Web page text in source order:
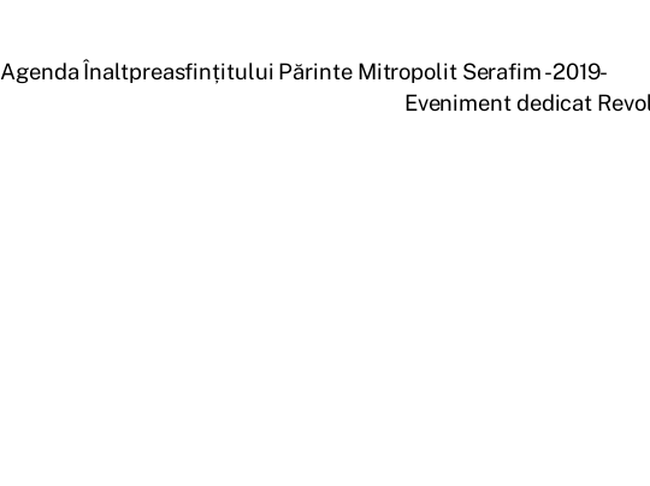
Agenda Înaltpreasfințitului Părinte Mitropolit Serafim -2019-
Eveniment dedicat